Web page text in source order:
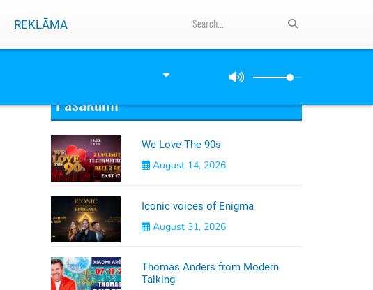
REKLĀMA
Pasākumi
We Love The 90s
August 14, 2026
Iconic voices of Enigma
August 31, 2026
Thomas Anders from Modern
Talking